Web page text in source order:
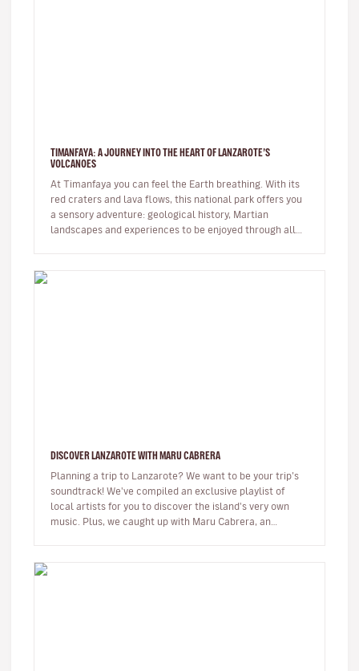
TIMANFAYA: A JOURNEY INTO THE HEART OF LANZAROTE’S
VOLCANOES
At Timanfaya you can feel the Earth breathing. With its
red craters and lava flows, this national park offers you
a sensory adventure: geological history, Martian
landscapes and experiences to be enjoyed through all
DISCOVER LANZAROTE WITH MARU CABRERA
Planning a trip to Lanzarote? We want to be your trip’s
soundtrack! We've compiled an exclusive playlist of
local artists for you to discover the island's very own
music. Plus, we caught up with Maru Cabrera, an